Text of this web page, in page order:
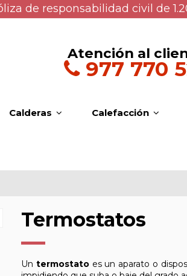
de responsabilidad civil de
Atención al
977 770
Calderas Calefacción
Termostatos
Un termostatoes un aparato o